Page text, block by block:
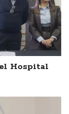
Hospital